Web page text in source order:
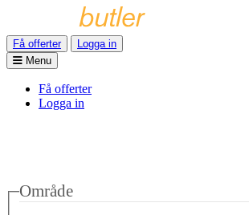
Få offerter
Logga in
Menu
Få offerter
Logga in
Område